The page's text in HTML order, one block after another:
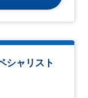
シャリスト